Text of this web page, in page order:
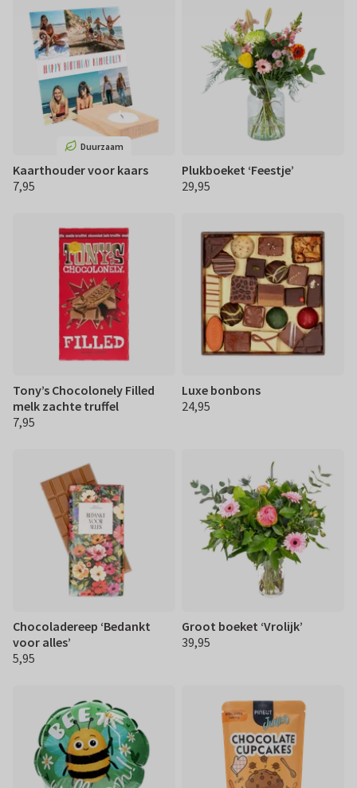
Duurzaam
Kaarthouder voor kaars
€ 7,95
7,95
Plukboeket ‘Feestje’
€ 29,95
29,95
Tony’s Chocolonely Filled
melk zachte truffel
€ 7,95
7,95
Luxe bonbons
€ 24,95
24,95
Chocoladereep ‘Bedankt
voor alles’
€ 5,95
5,95
Groot boeket ‘Vrolijk’
€ 39,95
39,95